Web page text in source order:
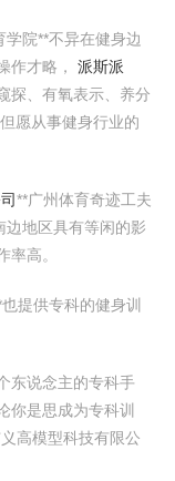
学院**不异在健身边
作才略， 派斯派
探、有氧表示、养分
愿从事健身行业的
**广州体育奇迹工夫
边地区具有等闲的影
高。
提供专科的健身训
东说念主的专科手
你是思成为专科训
高模型科技有限公